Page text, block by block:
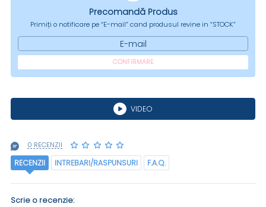
Precomandă Produs
Primiți o notificare pe “E-mail” cand produsul revine in “STOCK”
E-mail
CONFIRMARE
VIDEO
0 RECENZII
RECENZII INTREBARI/RASPUNSURI F.A.Q.
Scrie o recenzie: